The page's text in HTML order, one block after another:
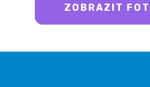
ZOBRAZIT